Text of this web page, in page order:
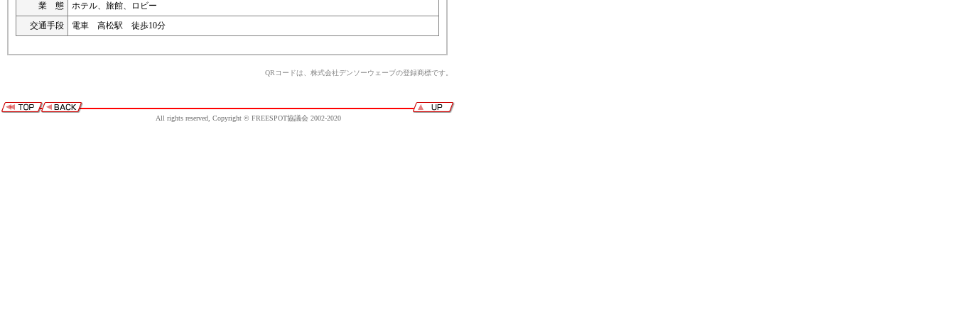
業 態
ホテル、旅館、ロビー
交通手段
電車 高松駅 徒歩10分
QRコードは、株式会社デンソーウェーブの登録商標です。
All rights reserved, Copyright © FREESPOT協議会 2002-2020